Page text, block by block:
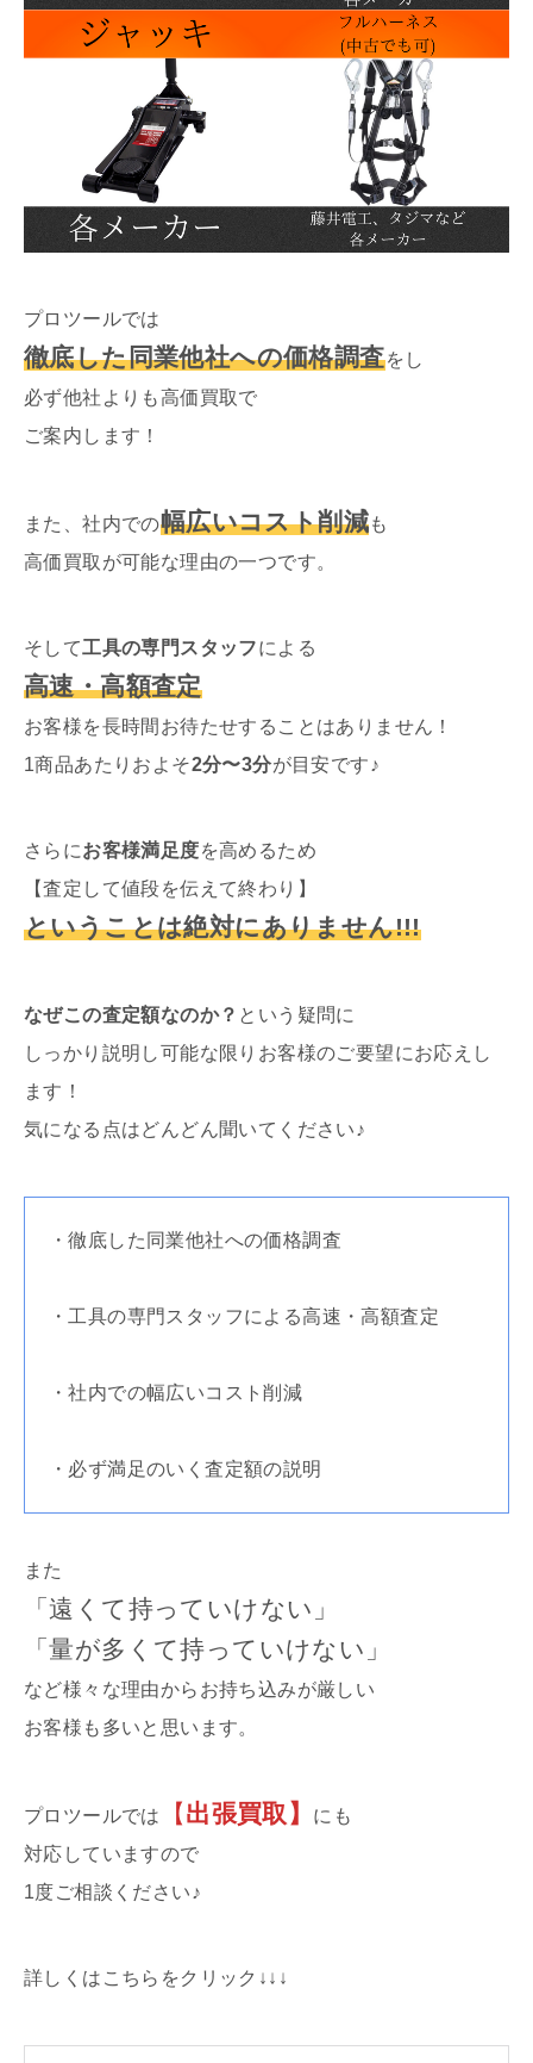
プロツールでは
徹底した同業他社への価格調査をし
必ず他社よりも高価買取で
ご案内します！
また、社内での幅広いコスト削減も
高価買取が可能な理由の一つです。
そして工具の専門スタッフによる
高速・高額査定
お客様を長時間お待たせすることはありません！
1商品あたりおよそ2分〜3分が目安です♪
さらにお客様満足度を高めるため
【査定して値段を伝えて終わり】
ということは絶対にありません!!!
なぜこの査定額なのか？ という疑問に
しっかり説明し可能な限りお客様のご要望にお応えし
ます！
気になる点はどんどん聞いてください♪
・徹底した同業他社への価格調査
・工具の専門スタッフによる高速・高額査定
・社内での幅広いコスト削減
・必ず満足のいく査定額の説明
また
「遠くて持っていけない」
「量が多くて持っていけない」
など様々な理由からお持ち込みが厳しい
お客様も多いと思います。
プロツールでは 【出張買取】
にも
対応していますので
1度ご相談ください♪
詳しくはこちらをクリック↓↓↓